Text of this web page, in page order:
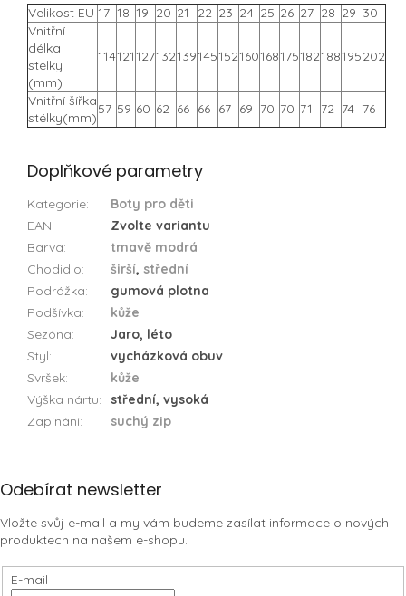
Velikost EU 17 18 19 20 21 22 23 24 25 26 27 28 29 30
Vnitřní
délka
stélky
(mm)
114121127132139145152160168175182188195202
Vnitřní šířka
stélky(mm)
57 59 60 62 66 66 67 69 70 70 71 72 74 76
Doplňkové parametry
Kategorie:
Boty pro děti
EAN:
Zvolte variantu
Barva:
tmavě modrá
Chodidlo: širší, střední
Podrážka:
gumová plotna
Podšívka:
kůže
Sezóna:
Jaro, léto
Styl:
vycházková obuv
Svršek:
kůže
Výška nártu:
střední, vysoká
Zapínání: suchý zip
Z
p
a
t
Odebírat newsletter
Vložte svůj e-mail a my vám budeme zasílat informace o nových
produktech na našem e-shopu.
E-mail